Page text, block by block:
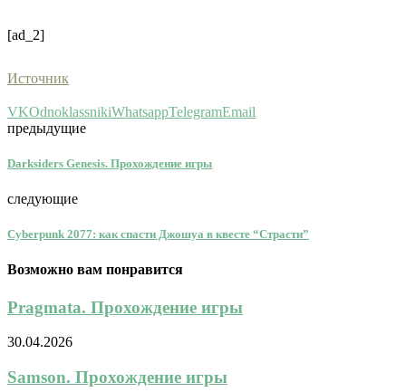
[ad_2]
Источник
VKOdnoklassnikiWhatsappTelegramEmail
предыдущие
Darksiders Genesis. Прохождение игры
следующие
Cyberpunk 2077: как спасти Джошуа в квесте “Страсти”
Возможно вам понравится
Pragmata. Прохождение игры
30.04.2026
Samson. Прохождение игры